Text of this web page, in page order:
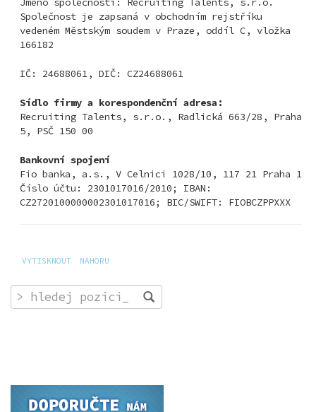
Společnost je zapsaná v obchodním rejstříku
vedeném Městským soudem v Praze, oddíl C, vložka
166182
IČ: 24688061, DIČ: CZ24688061
Sídlo firmy a korespondenční adresa:
Recruiting Talents, s.r.o., Radlická 663/28, Praha
5, PSČ 150 00
Bankovní spojení
Fio banka, a.s., V Celnici 1028/10, 117 21 Praha 1
Číslo účtu: 2301017016/2010; IBAN:
CZ2720100000002301017016; BIC/SWIFT: FIOBCZPPXXX
VYTISKNOUT NAHORU